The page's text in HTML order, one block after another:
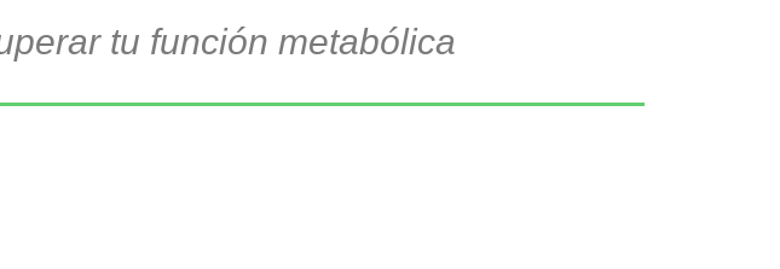
tu función metabólica